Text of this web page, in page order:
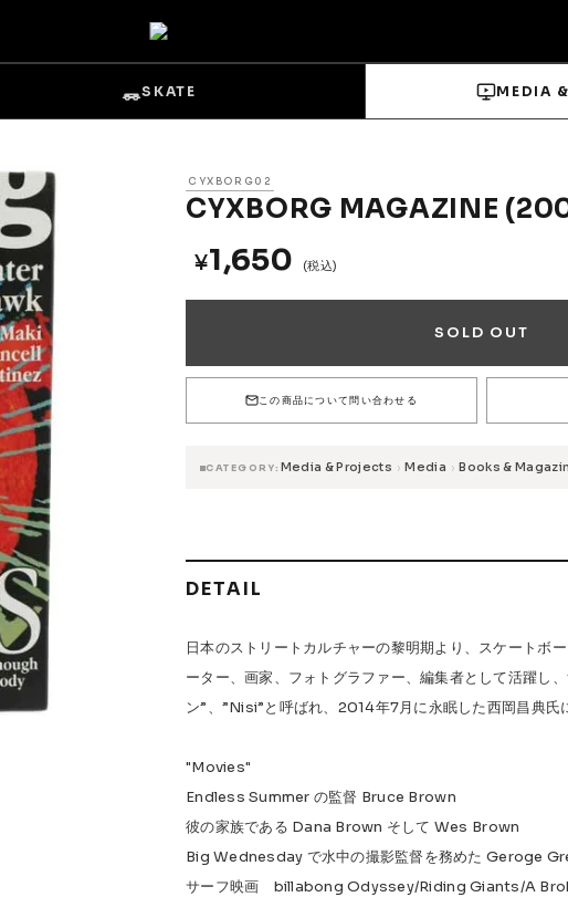
Sets & Overalls Socks
Gacious AREth Pro-Tec DENIS DANG SHADES
POWELL PERALTA BONES Various Brands
SKATE MEDIA
CYXBORG02
CYXBORG MAGAZINE
¥1,650 (税込)
SOLD OUT
この商品について問い合わせる
CATEGORY Media & Projects › Media › Books &
DETAIL
日本のストリートカルチャーの黎明期より、スケートボ
ーター、画家、フォトグラファー、編集者として活躍し
ン”、”Nisi”と呼ばれ、2014年7月に永眠した西岡昌典氏
"Movies"
Endless Summer の監督 Bruce Brown
彼の家族である Dana Brown そして Wes Brown
Big Wednesday で水中の撮影監督を務めた Geroge
サーフ映画 billabong Odyssey/Riding Giants/A